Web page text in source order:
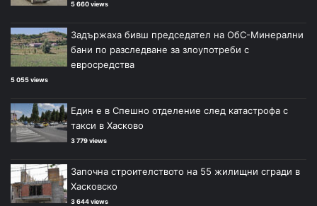
5 660 views
Задържаха бивш председател на ОбС-Минерални
бани по разследване за злоупотреби с
евросредства
5 055 views
Един е в Спешно отделение след катастрофа с
такси в Хасково
3 779 views
Започна строителството на 55 жилищни сгради в
Хасковско
3 644 views